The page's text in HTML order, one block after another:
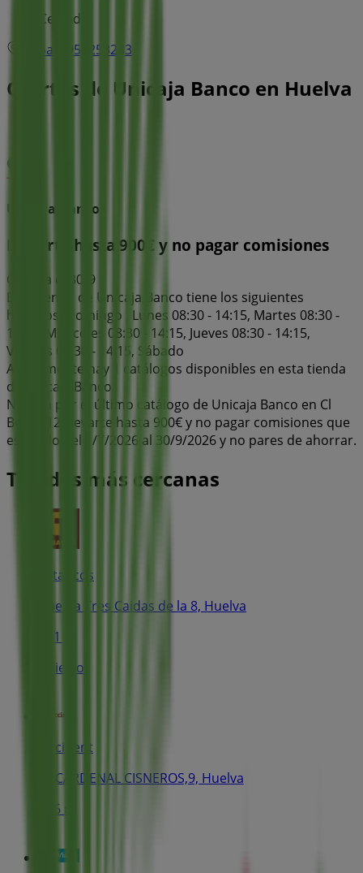
Cerrado
Mapa
959253233
Ofertas de Unicaja Banco en Huelva
Unicaja Banco
Llevarte hasta 900€ y no pagar comisiones
Caduca el 30/9
Esta tienda de Unicaja Banco tiene los siguientes
horarios: Domingo , Lunes 08:30 - 14:15, Martes 08:30 -
14:15, Miércoles 08:30 - 14:15, Jueves 08:30 - 14:15,
Viernes 08:30 - 14:15, Sábado
Actualmente hay 1 catálogos disponibles en esta tienda
de Unicaja Banco.
Navega por el último catálogo de Unicaja Banco en Cl
Bocas 12 Llevarte hasta 900€ y no pagar comisiones que
es válido del 1/7/2026 al 30/9/2026 y no pares de ahorrar.
Tiendas más cercanas
Estancos
Cuesta Tres Caidas de la 8, Huelva
131 m
Abierto
Occident
C/ CARDENAL CISNEROS,9, Huelva
146 m